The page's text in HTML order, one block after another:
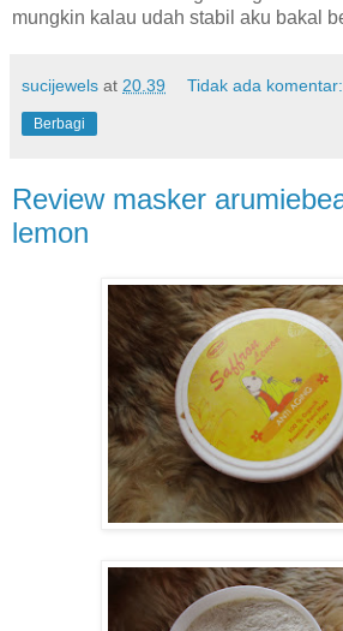
mungkin kalau udah stabil aku bakal
sucijewels at 20.39 Tidak ada komentar:
Berbagi
Review masker
lemon